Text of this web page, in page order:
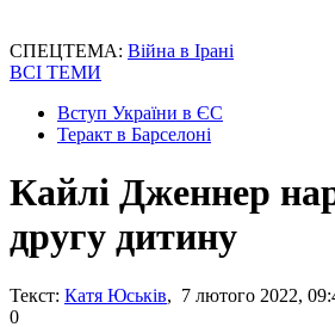
СПЕЦТЕМА: Війна в Ірані
ВСІ ТЕМИ
Вступ України в ЄС
Теракт в Барселоні
Кайлі Дженнер
другу дитину
Текст: Катя Юськів, 7 лютого 2022,
0